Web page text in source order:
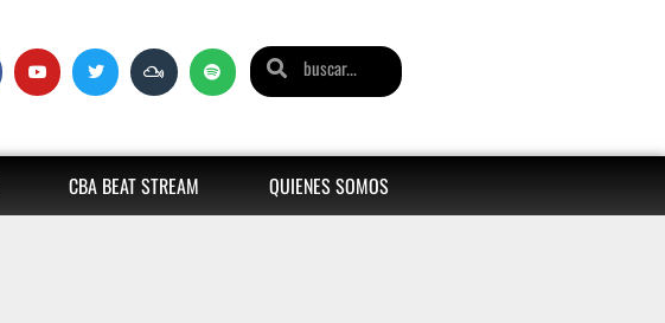
CBA BEAT STREAM QUIENES SOMOS